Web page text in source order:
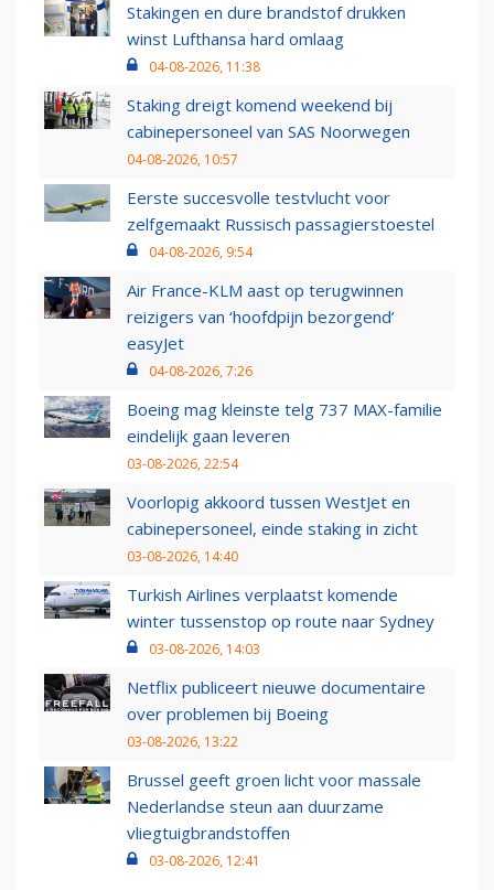
Stakingen en dure brandstof drukken
winst Lufthansa hard omlaag
04-08-2026, 11:38
Staking dreigt komend weekend bij
cabinepersoneel van SAS Noorwegen
04-08-2026, 10:57
Eerste succesvolle testvlucht voor
zelfgemaakt Russisch passagierstoestel
04-08-2026, 9:54
Air France-KLM aast op terugwinnen
reizigers van ‘hoofdpijn bezorgend’
easyJet
04-08-2026, 7:26
Boeing mag kleinste telg 737 MAX-familie
eindelijk gaan leveren
03-08-2026, 22:54
Voorlopig akkoord tussen WestJet en
cabinepersoneel, einde staking in zicht
03-08-2026, 14:40
Turkish Airlines verplaatst komende
winter tussenstop op route naar Sydney
03-08-2026, 14:03
Netflix publiceert nieuwe documentaire
over problemen bij Boeing
03-08-2026, 13:22
Brussel geeft groen licht voor massale
Nederlandse steun aan duurzame
vliegtuigbrandstoffen
03-08-2026, 12:41